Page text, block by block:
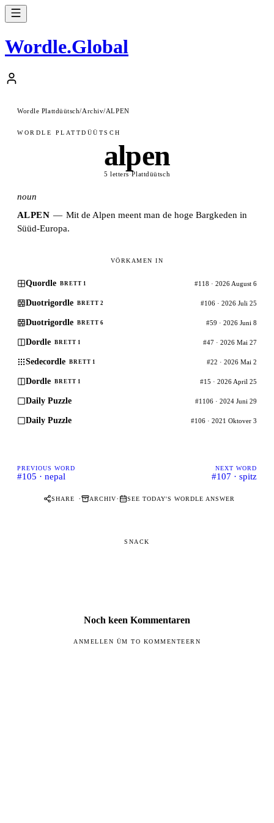
Wordle.Global
Wordle Plattdüütsch/Archiv/ALPEN
WORDLE PLATTDÜÜTSCH
alpen
5 letters·Plattdüütsch
noun
ALPEN — Mit de Alpen meent man de hoge Bargkeden in
Süüd-Europa.
VÖRKAMEN IN
Quordle BRETT 1 #118 · 2026 August 6
Duotrigordle BRETT 2 #106 · 2026 Juli 25
Duotrigordle BRETT 6 #59 · 2026 Juni 8
Dordle BRETT 1 #47 · 2026 Mai 27
Sedecordle BRETT 1 #22 · 2026 Mai 2
Dordle BRETT 1 #15 · 2026 April 25
Daily Puzzle #1106 · 2024 Juni 29
Daily Puzzle #106 · 2021 Oktover 3
PREVIOUS WORD
#105 · nepal
NEXT WORD
#107 · spitz
SHARE · ARCHIV· SEE TODAY'S WORDLE ANSWER
SNACK
Noch keen Kommentaren
ANMELLEN ÜM TO KOMMENTEERN